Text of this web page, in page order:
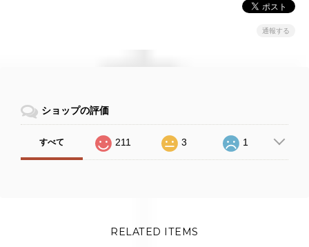
通報する
ショップの評価
すべて 211 3 1
RELATED ITEMS